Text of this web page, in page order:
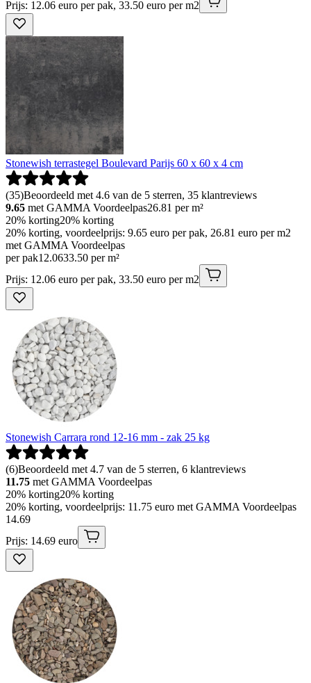
Prijs: 12.06 euro per pak, 33.50 euro per m2
Stonewish terrastegel Boulevard Parijs 60 x 60 x 4 cm
(35)Beoordeeld met 4.6 van de 5 sterren, 35 klantreviews
9.65 met GAMMA Voordeelpas26.81 per m²
20% korting20% korting
20% korting, voordeelprijs: 9.65 euro per pak, 26.81 euro per m2
met GAMMA Voordeelpas
per pak12.0633.50 per m²
Prijs: 12.06 euro per pak, 33.50 euro per m2
Stonewish Carrara rond 12-16 mm - zak 25 kg
(6)Beoordeeld met 4.7 van de 5 sterren, 6 klantreviews
11.75 met GAMMA Voordeelpas
20% korting20% korting
20% korting, voordeelprijs: 11.75 euro met GAMMA Voordeelpas
14.69
Prijs: 14.69 euro